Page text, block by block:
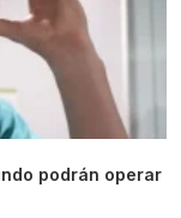
podrán operar